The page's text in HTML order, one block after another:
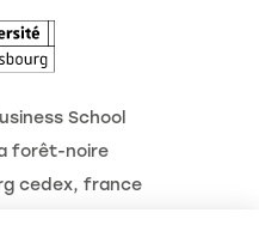
School
forêt-noire
cedex, france